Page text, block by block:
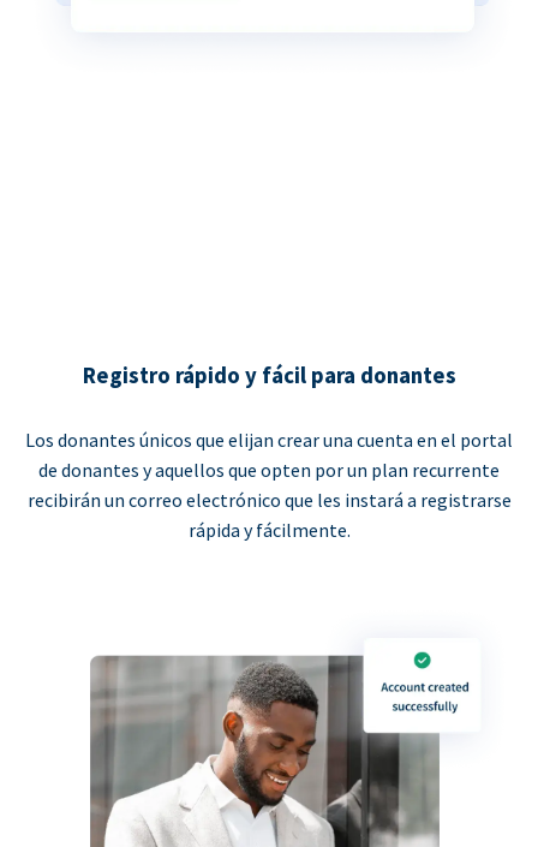
Registro rápido y fácil para donantes
Los donantes únicos que elijan crear una cuenta en el portal
de donantes y aquellos que opten por un plan recurrente
recibirán un correo electrónico que les instará a registrarse
rápida y fácilmente.